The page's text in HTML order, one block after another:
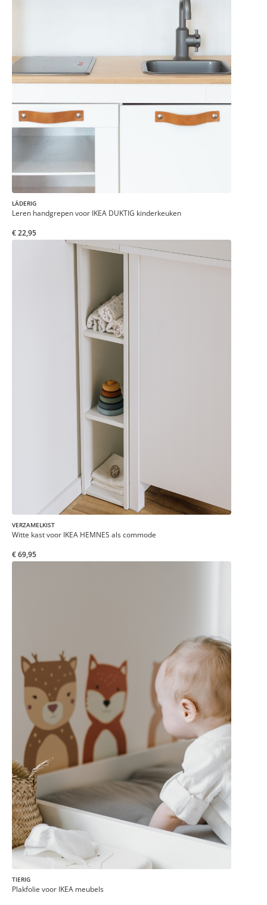
LÄDERIG
Leren handgrepen voor IKEA DUKTIG kinderkeuken
€ 22,95
VERZAMELKIST
Witte kast voor IKEA HEMNES als commode
€ 69,95
TIERIG
Plakfolie voor IKEA meubels